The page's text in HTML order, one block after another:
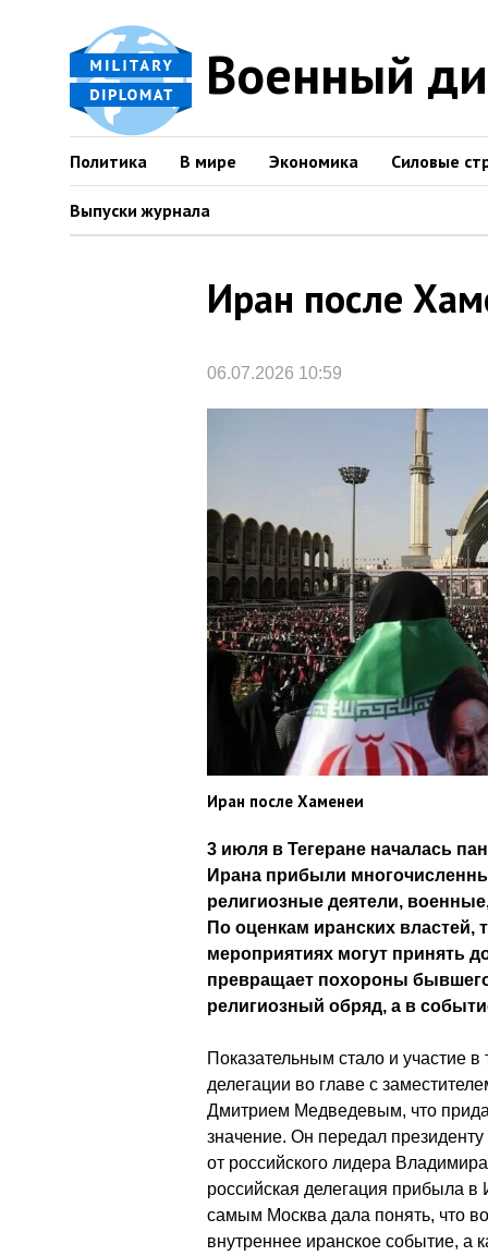
Военный
Политика В мире Экономика Силовые
Выпуски журнала
Иран после
06.07.2026 10:59
Иран после Хаменеи
3 июля в Тегеране началась
Ирана прибыли
религиозные деятели,
По оценкам иранских властей,
мероприятиях могут принять
превращает похороны
религиозный обряд, а в
Показательным стало и участие
делегации во главе с
Дмитрием Медведевым, что
значение. Он передал
от российского лидера
российская делегация прибыла
самым Москва дала понять, что
внутреннее иранское событие, а